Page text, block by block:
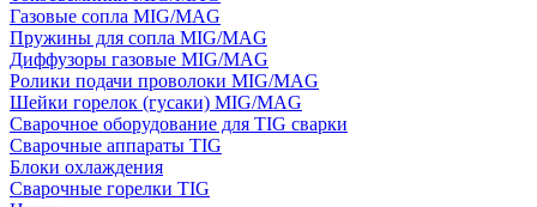
Газовые сопла MIG/MAG
Пружины для сопла MIG/MAG
Диффузоры газовые MIG/MAG
Ролики подачи проволоки MIG/MAG
Шейки горелок (гусаки) MIG/MAG
Сварочное оборудование для TIG сварки
Сварочные аппараты TIG
Блоки охлаждения
Сварочные горелки TIG